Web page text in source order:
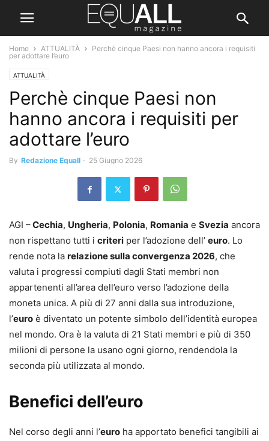
Home ATTUALITÀ
Perchè cinque Paesi non hanno ancora i requisiti
per adottare l’euro
ATTUALITÀ
Perchè cinque Paesi non
hanno ancora i requisiti per
adottare l’euro
By Redazione Equall - 25 Giugno 2026
AGI –Cechia, Ungheria, Polonia, Romania e Svezia ancora
non rispettano tutti i criteri per l’adozione dell’ euro. Lo
rende nota la relazione sulla convergenza 2026, che
valuta i progressi compiuti dagli Stati membri non
appartenenti all’area dell’euro verso l’adozione della
moneta unica. A più di 27 anni dalla sua introduzione,
l’euro è diventato un potente simbolo dell’identità europea
nel mondo. Ora è la valuta di 21 Stati membri e più di 350
milioni di persone la usano ogni giorno, rendendola la
seconda più utilizzata al mondo.
Benefici dell’euro
Nel corso degli anni l’euro ha apportato benefici tangibili ai